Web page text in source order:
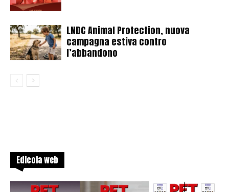
LNDC Animal Protection, nuova
campagna estiva contro
l’abbandono
Edicola web